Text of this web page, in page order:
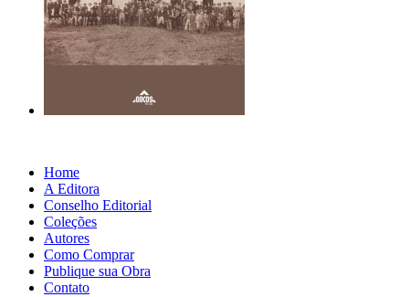
Home
A Editora
Conselho Editorial
Coleções
Autores
Como Comprar
Publique sua Obra
Contato